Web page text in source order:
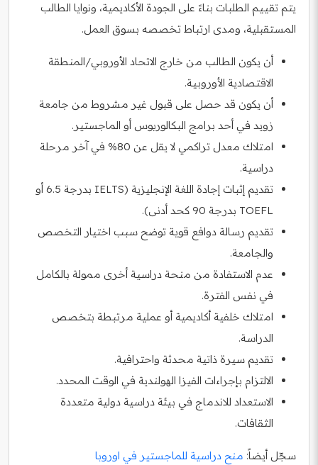
يتم تقييم الطلبات بناءً على الجودة الأكاديمية، ونوايا الطالب
المستقبلية، ومدى ارتباط تخصصه بسوق العمل.
أن يكون الطالب من خارج الاتحاد الأوروبي/المنطقة
الاقتصادية الأوروبية.
أن يكون قد حصل على قبول غير مشروط من جامعة
زويد في أحد برامج البكالوريوس أو الماجستير.
امتلاك معدل تراكمي لا يقل عن 80% في آخر مرحلة
دراسية.
تقديم إثبات إجادة اللغة الإنجليزية (IELTS بدرجة 6.5 أو
TOEFL بدرجة 90 كحد أدنى).
تقديم رسالة دوافع قوية توضح سبب اختيار التخصص
والجامعة.
عدم الاستفادة من منحة دراسية أخرى ممولة بالكامل
في نفس الفترة.
امتلاك خلفية أكاديمية أو عملية مرتبطة بتخصص
الدراسة.
تقديم سيرة ذاتية محدثة واحترافية.
الالتزام بإجراءات الفيزا الهولندية في الوقت المحدد.
الاستعداد للاندماج في بيئة دراسية دولية متعددة
الثقافات.
سجّل أيضاً: منح دراسية للماجستير في اوروبا